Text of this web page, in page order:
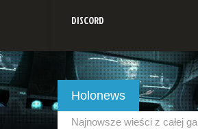
DISCORD
Holonews
Najnowsze wieści z całej